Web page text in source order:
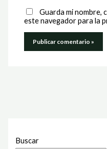
Guarda mi nombre,
este navegador para la
Buscar